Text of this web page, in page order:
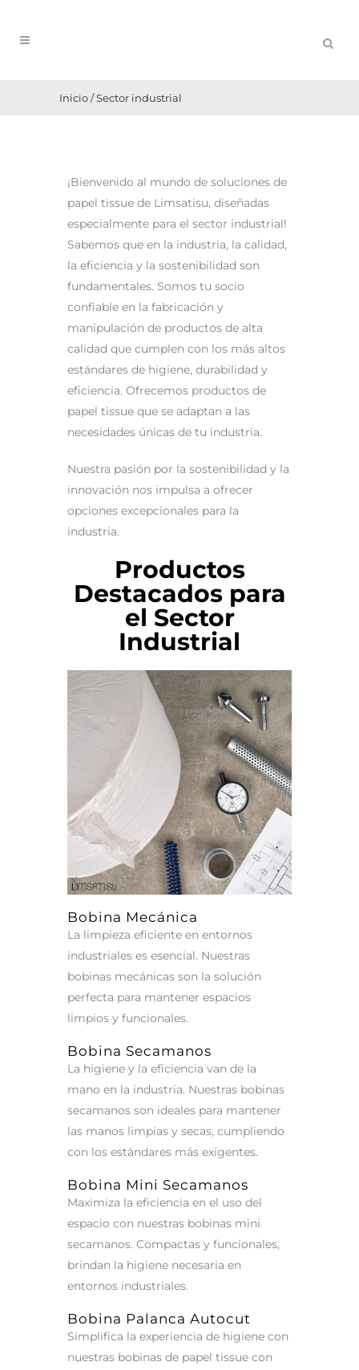
Inicio/Sector industrial
¡Bienvenido al mundo de soluciones de
papel tissue de Limsatisu, diseñadas
especialmente para el sector industrial!
Sabemos que en la industria, la calidad,
la eficiencia y la sostenibilidad son
fundamentales. Somos tu socio
confiable en la fabricación y
manipulación de productos de alta
calidad que cumplen con los más altos
estándares de higiene, durabilidad y
eficiencia. Ofrecemos productos de
papel tissue que se adaptan a las
necesidades únicas de tu industria.
Nuestra pasión por la sostenibilidad y la
innovación nos impulsa a ofrecer
opciones excepcionales para la
industria.
Productos
Destacados para
el Sector
Industrial
Bobina Mecánica
La limpieza eficiente en entornos
industriales es esencial. Nuestras
bobinas mecánicas son la solución
perfecta para mantener espacios
limpios y funcionales.
Bobina Secamanos
La higiene y la eficiencia van de la
mano en la industria. Nuestras bobinas
secamanos son ideales para mantener
las manos limpias y secas, cumpliendo
con los estándares más exigentes.
Bobina Mini Secamanos
Maximiza la eficiencia en el uso del
espacio con nuestras bobinas mini
secamanos. Compactas y funcionales,
brindan la higiene necesaria en
entornos industriales.
Bobina Palanca Autocut
Simplifica la experiencia de higiene con
nuestras bobinas de papel tissue con